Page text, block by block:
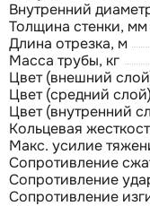
Внутренний
Толщина стенки, мм
Длина отрезка, м
Масса трубы, кг
Цвет (внешний
Цвет (средний слой)
Цвет (внутренний
Кольцевая
Макс. усилие
Сопротивление
Сопротивление
Сопротивление